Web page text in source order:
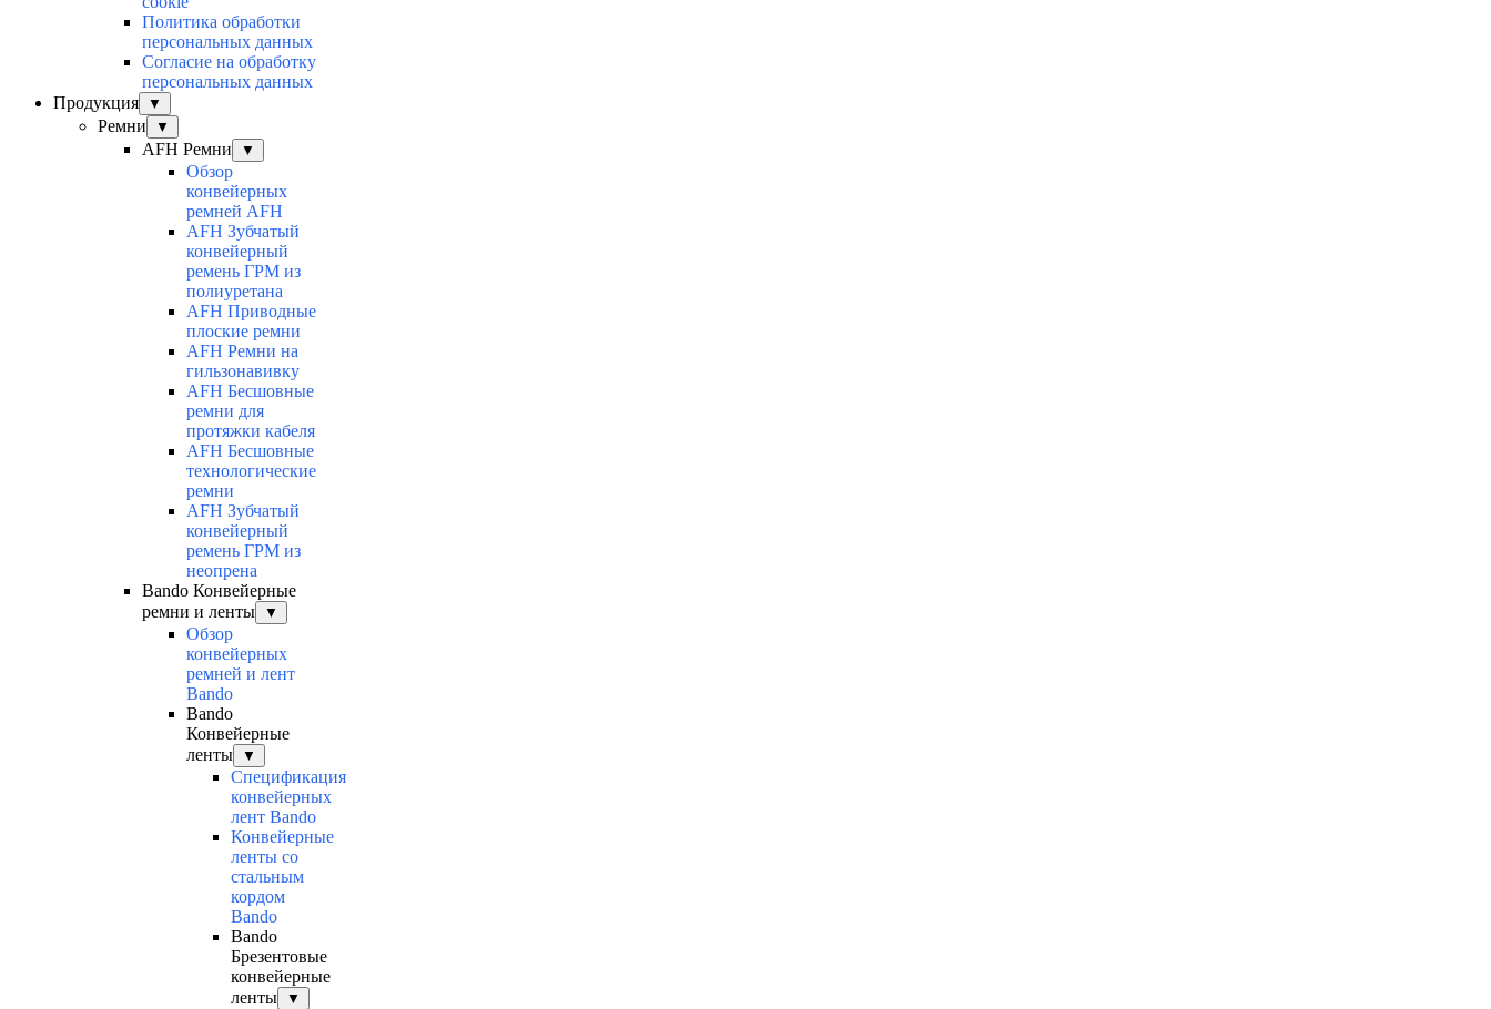
Политика обработки
персональных данных
Согласие на обработку
персональных данных
Продукция
▼
Ремни ▼
AFH Ремни ▼
Обзор
конвейерных
ремней AFH
AFH Зубчатый
конвейерный
ремень ГРМ из
полиуретана
AFH Приводные
плоские ремни
AFH Ремни на
гильзонавивку
AFH Бесшовные
ремни для
протяжки кабеля
AFH Бесшовные
технологические
ремни
AFH Зубчатый
конвейерный
ремень ГРМ из
неопрена
Bando Конвейерные
ремни и ленты
▼
Обзор
конвейерных
ремней и лент
Bando
Bando
Конвейерные
ленты
▼
Спецификация
конвейерных
лент Bando
Конвейерные
ленты со
стальным
кордом
Bando
Bando
Брезентовые
конвейерные
ленты
▼